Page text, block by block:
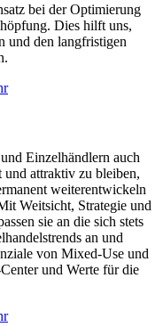
bei der Optimierung
Dies hilft uns,
und den langfristigen
Einzelhändlern auch
attraktiv zu bleiben,
weiterentwickeln
Weitsicht, Strategie und
sie an die sich stets
an und
von Mixed-Use und
und Werte für die